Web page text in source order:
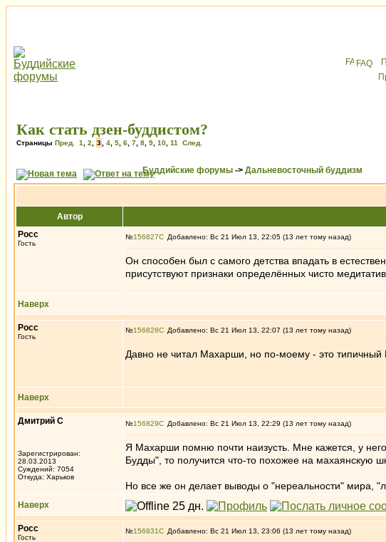
FAQ
Как стать дзен-буддистом?
Страницы Пред. 1 2 3 4 5 6 7 8 9 10 11 След.
Буддийские форумы -> Дальневосточный буддизм
Автор
Росс
Гость
№156827 Добавлено: Вс 21 Июл 13, 22:05 (13 лет тому назад)
Он способен был с самого детства впадать в
присутствуют признаки определённых чисто
Наверх
Росс
Гость
№156828 Добавлено: Вс 21 Июл 13, 22:07 (13 лет тому назад)
Давно не читал Махарши, но по-моему - это типичный
Наверх
Дмитрий С
Зарегистрирован:
28.03.2013
Суждений: 7054
Откуда: Харьков
№156829 Добавлено: Вс 21 Июл 13, 22:29 (13 лет тому назад)
Я Махарши помню почти наизусть. Мне кажется, у
Будды", то получится что-то похожее на махаянскую
Но все же он делает выводы о "нереальности" мира,
Наверх
Росс
Гость
№156831 Добавлено: Вс 21 Июл 13, 23:06 (13 лет тому назад)